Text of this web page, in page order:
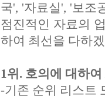
국', '자료실', '보조
점진적인 자료의
하여 최선을 다하
1위. 호의에 대하
-기존 순위 리스트